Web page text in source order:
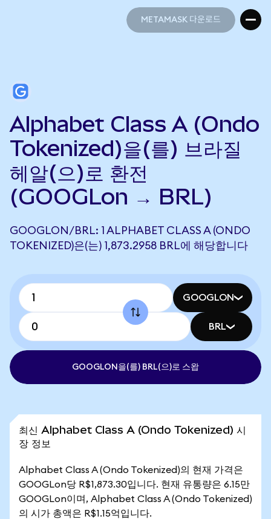
METAMASK 다운로드
Alphabet Class A (Ondo
Tokenized)을(를) 브라질
헤알(으)로 환전
(GOOGLon → BRL)
GOOGLON/BRL: 1 ALPHABET CLASS A (ONDO
TOKENIZED)은(는) 1,873.2958 BRL에 해당합니다
GOOGLON
BRL
GOOGLON을(를) BRL(으)로 스왑
최신 Alphabet Class A (Ondo Tokenized) 시
장 정보
Alphabet Class A (Ondo Tokenized)의 현재 가격은
GOOGLon당 R$1,873.30입니다. 현재 유통량은 6.15만
GOOGLon이며, Alphabet Class A (Ondo Tokenized)
의 시가 총액은 R$1.15억입니다.